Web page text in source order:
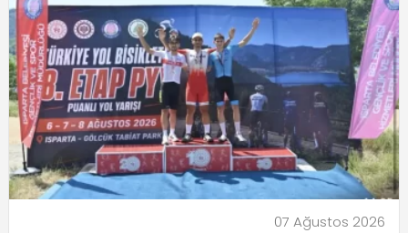
07 Ağustos 2026